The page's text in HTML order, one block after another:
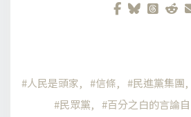
人民是頭家 信條 民進黨集團
民眾黨
百分之白的言論